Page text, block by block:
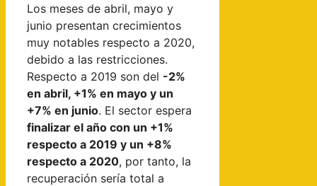
Los meses de abril, mayo y
junio presentan crecimientos
muy notables respecto a 2020,
debido a las restricciones.
Respecto a 2019 son del -2%
en abril, +1% en mayo y un
+7% en junio. El sector espera
finalizar el año con un +1%
respecto a 2019 y un +8%
respecto a 2020, por tanto, la
recuperación sería total a